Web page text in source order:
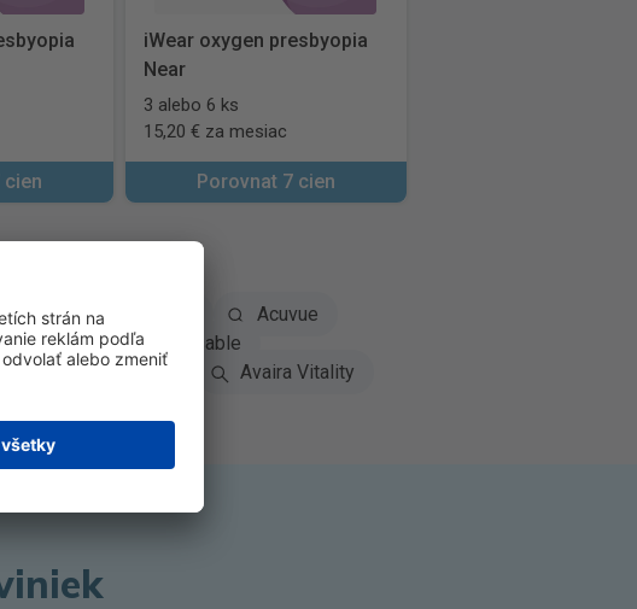
cien
iWear oxygen presbyopia
Near
3 alebo 6 ks
15,20 € za mesiac
Porovnat 7 cien
Menicon
Acuvue
MyDay daily disposable
Biomedics
Avaira Vitality